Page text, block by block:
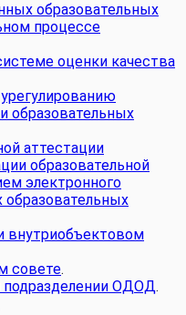
образовательных
процессе
оценки качества
образовательных
аттестации
образовательной
электронного
образовательных
внутриобъектовом
совете.
подразделении ОДОД.